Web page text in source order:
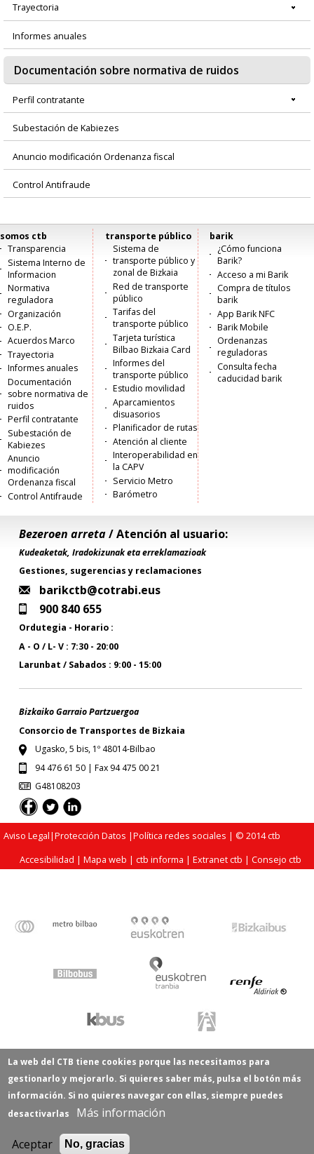
Trayectoria
Informes anuales
Documentación sobre normativa de ruidos
Perfil contratante
Subestación de Kabiezes
Anuncio modificación Ordenanza fiscal
Control Antifraude
Menú
principal
somos ctb
Transparencia
Sistema Interno de
Informacion
Normativa
reguladora
Organización
O.E.P.
Acuerdos Marco
Trayectoria
Informes anuales
Documentación
sobre normativa de
ruidos
Perfil contratante
Subestación de
Kabiezes
Anuncio
modificación
Ordenanza fiscal
Control Antifraude
transporte público
Sistema de
transporte público y
zonal de Bizkaia
Red de transporte
público
Tarifas del
transporte público
Tarjeta turística
Bilbao Bizkaia Card
Informes del
transporte público
Estudio movilidad
Aparcamientos
disuasorios
Planificador de rutas
Atención al cliente
Interoperabilidad en
la CAPV
Servicio Metro
Barómetro
barik
¿Cómo funciona
Barik?
Acceso a mi Barik
Compra de títulos
barik
App Barik NFC
Barik Mobile
Ordenanzas
reguladoras
Consulta fecha
caducidad barik
Bezeroen arreta/ Atención al usuario:
Kudeaketak, Iradokizunak eta erreklamazioak
Gestiones, sugerencias y reclamaciones
barikctb@cotrabi.eus
900 840 655
Ordutegia - Horario :
A - O / L- V : 7:30 - 20:00
Larunbat / Sabados : 9:00 - 15:00
Bizkaiko Garraio Partzuergoa
Consorcio de Transportes de Bizkaia
Ugasko, 5 bis, 1º 48014-Bilbao
94 476 61 50 | Fax 94 475 00 21
G48108203
Aviso Legal|Protección Datos |Política redes sociales | © 2014 ctb
Accesibilidad |Mapa web |ctb informa |Extranet ctb |Consejo ctb
La web del CTB tiene cookies porque las necesitamos para
gestionarlo y mejorarlo. Si quieres saber más, pulsa el botón más
información. Si no quieres navegar con ellas, siempre puedes
desactivarlas
Más información
Aceptar No, gracias